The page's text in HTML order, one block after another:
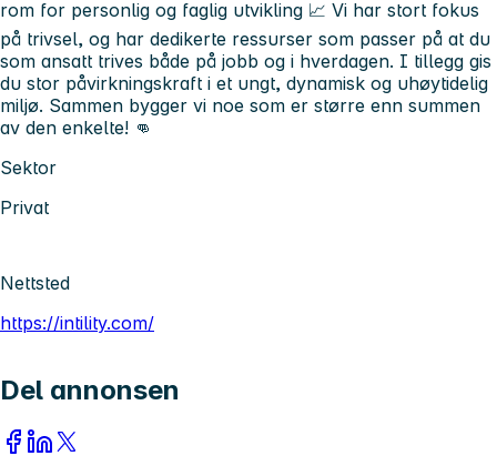
rom for personlig og faglig utvikling 📈 Vi har stort fokus
på trivsel, og har dedikerte ressurser som passer på at du
som ansatt trives både på jobb og i hverdagen. I tillegg gis
du stor påvirkningskraft i et ungt, dynamisk og uhøytidelig
miljø. Sammen bygger vi noe som er større enn summen
av den enkelte! 👊
Sektor
Privat
Nettsted
https://intility.com/
Del annonsen